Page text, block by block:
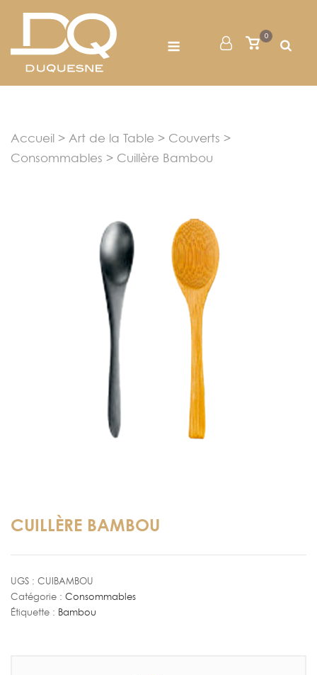
content
Mon
Voir
0
Accueil > Art de la Table > Couverts >
Consommables > Cuillère Bambou
CUILLÈRE BAMBOU
UGS : CUIBAMBOU
Catégorie : Consommables
Étiquette : Bambou